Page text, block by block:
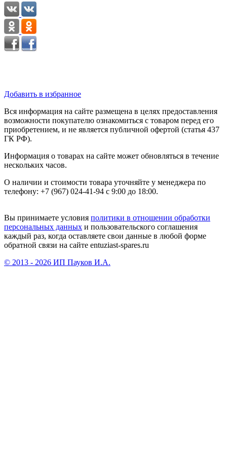
Добавить в избранное
Вся информация на сайте размещена в целях предоставления
возможности покупателю ознакомиться с товаром перед его
приобретением, и не является публичной офертой (статья 437
ГК РФ).
Информация о товарах на сайте может обновляться в течение
нескольких часов.
О наличии и стоимости товара уточняйте у менеджера по
телефону: +7 (967) 024-41-94 с 9:00 до 18:00.
Вы принимаете условия политики в отношении обработки
персональных данных и пользовательского соглашения
каждый раз, когда оставляете свои данные в любой форме
обратной связи на сайте entuziast-spares.ru
© 2013 - 2026 ИП Пауков И.А.